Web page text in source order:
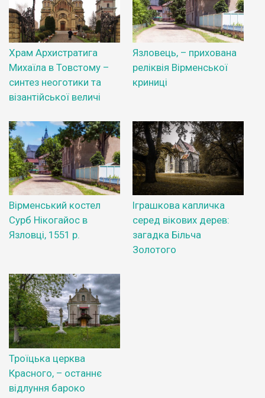
Храм Архистратига
Михаїла в Товстому –
синтез неоготики та
візантійської величі
Язловець, – прихована
реліквія Вірменської
криниці
Вірменський костел
Сурб Нікогайос в
Язловці, 1551 р.
Іграшкова капличка
серед вікових дерев:
загадка Більча
Золотого
Троїцька церква
Красного, – останнє
відлуння бароко